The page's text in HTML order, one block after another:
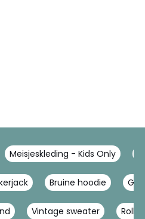
Meisjeskleding - Kids Only
Bruine hoodie
Vintage sweater